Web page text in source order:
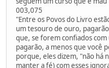
003,075
"Entre os Povos do Livro
um tesouro de ouro,
que, se forem confiados
pagarão, a menos que você
porque, eles dizem, "não há
manter a fé) com esses